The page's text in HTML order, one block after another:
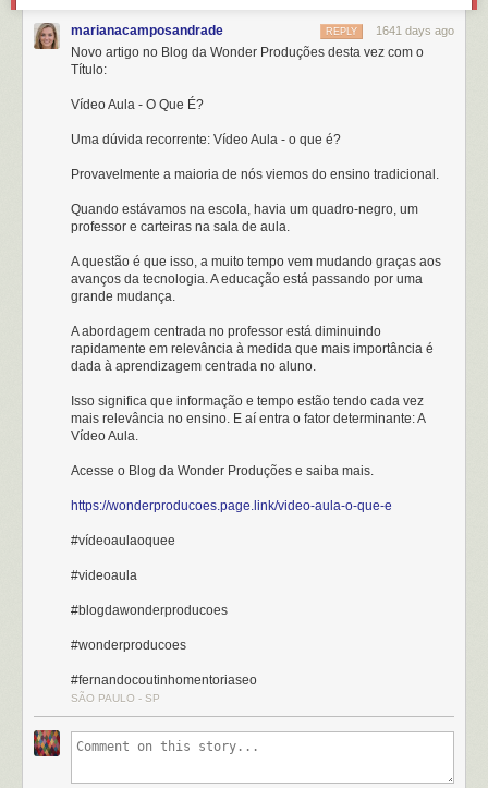
marianacamposandrade 1641 days ago
REPLY
Novo artigo no Blog da Wonder Produções desta vez com o
Título:
Vídeo Aula - O Que É?
Uma dúvida recorrente: Vídeo Aula - o que é?
Provavelmente a maioria de nós viemos do ensino tradicional.
Quando estávamos na escola, havia um quadro-negro, um
professor e carteiras na sala de aula.
A questão é que isso, a muito tempo vem mudando graças aos
avanços da tecnologia. A educação está passando por uma
grande mudança.
A abordagem centrada no professor está diminuindo
rapidamente em relevância à medida que mais importância é
dada à aprendizagem centrada no aluno.
Isso significa que informação e tempo estão tendo cada vez
mais relevância no ensino. E aí entra o fator determinante: A
Vídeo Aula.
Acesse o Blog da Wonder Produções e saiba mais.
https://wonderproducoes.page.link/video-aula-o-que-e
#vídeoaulaoquee
#videoaula
#blogdawonderproducoes
#wonderproducoes
#fernandocoutinhomentoriaseo
SÃO PAULO - SP